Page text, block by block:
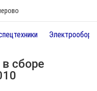
сборе